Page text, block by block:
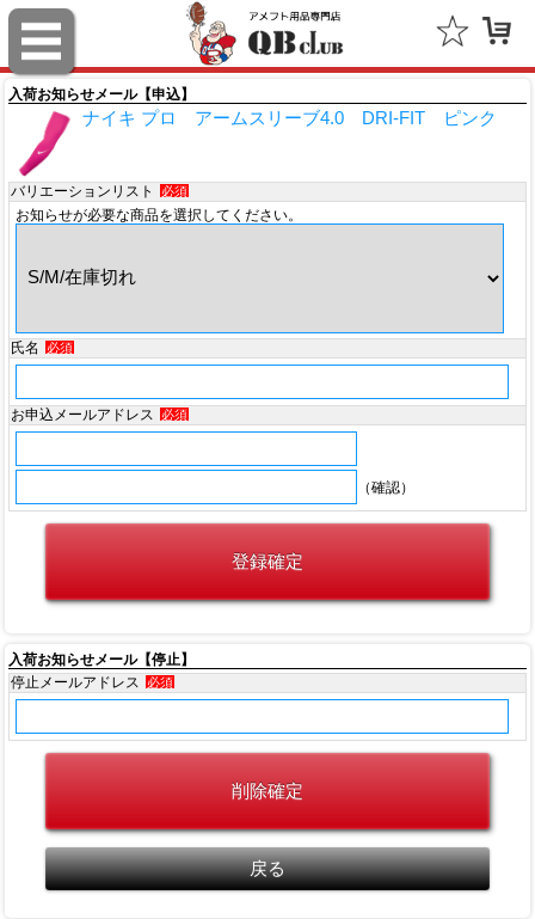
入荷お知らせメール【申込】
ナイキ プロ アームスリーブ4.0 DRI-FIT ピンク
バリエーションリスト 必須
お知らせが必要な商品を選択してください。
氏名 必須
お申込メールアドレス 必須
（確認）
入荷お知らせメール【停止】
停止メールアドレス
必須
スポルディング（SPALDING）
ミッチェル＆ネス（Mitchell & Ness）
ポータフォン（PORTAPHONE）
ギルマンギア（Gilman Gear）
すべて